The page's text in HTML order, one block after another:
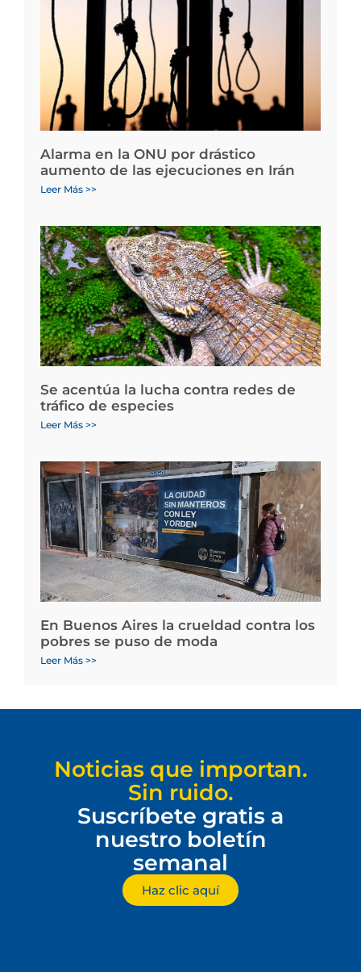
Alarma en la ONU por drástico
aumento de las ejecuciones en Irán
Leer Más >>
Se acentúa la lucha contra redes de
tráfico de especies
Leer Más >>
En Buenos Aires la crueldad contra los
pobres se puso de moda
Leer Más >>
Noticias que importan.
Sin ruido.
Suscríbete gratis a
nuestro boletín
semanal
Haz clic aquí